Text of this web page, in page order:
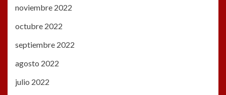
noviembre 2022
octubre 2022
septiembre 2022
agosto 2022
julio 2022